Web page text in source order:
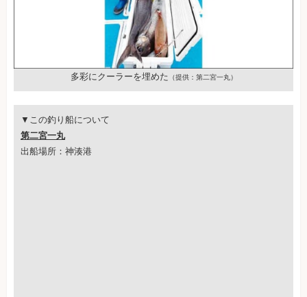
多彩にクーラーを埋めた （提供：第二宮一丸）
▼この釣り船について
第二宮一丸
出船場所：神湊港